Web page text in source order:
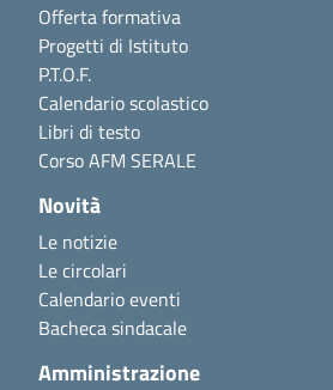
Offerta formativa
Progetti di Istituto
P.T.O.F.
Calendario scolastico
Libri di testo
Corso AFM SERALE
Novità
Le notizie
Le circolari
Calendario eventi
Bacheca sindacale
Amministrazione